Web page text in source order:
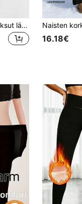
3 kpl naisten talviset paksut lämpimät leggingsit, korkeavyötäröiset ja fleeceä sisältävät paksut lämpöhousut
16.18€